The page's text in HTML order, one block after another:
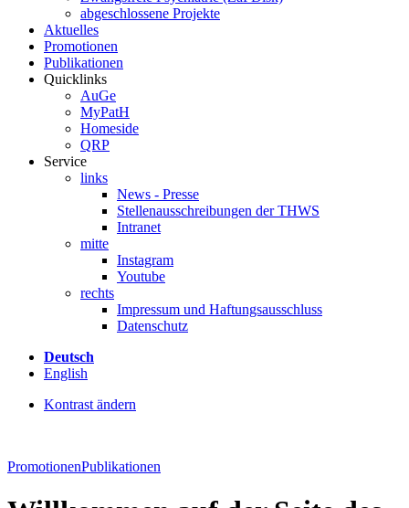
abgeschlossene Projekte
Aktuelles
Promotionen
Publikationen
Quicklinks
AuGe
MyPatH
Homeside
QRP
Service
links
News - Presse
Stellenausschreibungen der THWS
Intranet
mitte
Instagram
Youtube
rechts
Impressum und Haftungsausschluss
Datenschutz
Deutsch
English
Kontrast ändern
PromotionenPublikationen